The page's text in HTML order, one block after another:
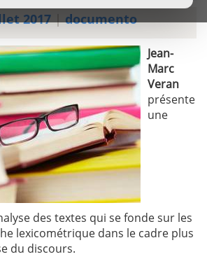
2017|documento
Jean-
Marc
Veran
présente
une
des textes qui se fonde sur les
lexicométrique dans le cadre plus
du discours.